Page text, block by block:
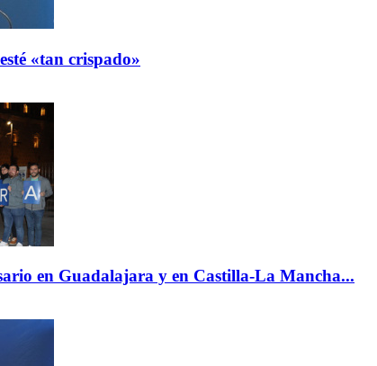
«tan crispado»
en Guadalajara y en Castilla-La Mancha...